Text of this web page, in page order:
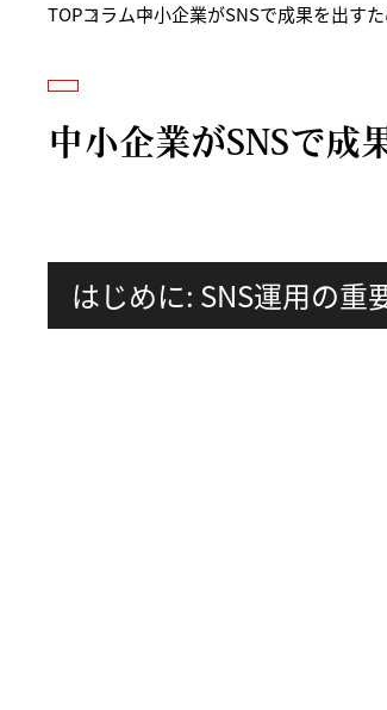
TOPコラム中小企業がSNSで成果を出す
中小企業がSNSで成
はじめに: SNS運用の重